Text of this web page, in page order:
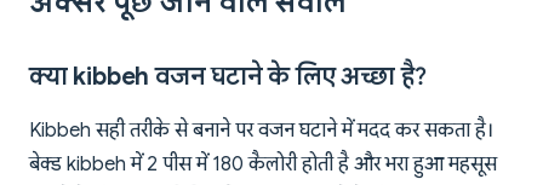
क्या kibbeh वजन घटाने के लिए अच्छा है?
Kibbeh सही तरीके से बनाने पर वजन घटाने में मदद कर सकता है।
बेक्ड kibbeh में 2 पीस में 180 कैलोरी होती है और भरा हुआ महसूस